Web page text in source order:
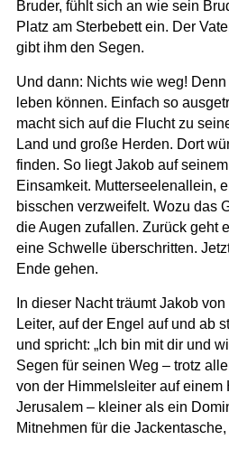
Bruder, fühlt sich an wie sein
Platz am Sterbebett ein. Der
gibt ihm den Segen.
Und dann: Nichts wie weg!
leben können. Einfach so
macht sich auf die Flucht zu
Land und große Herden. Dort
finden. So liegt Jakob auf
Einsamkeit. Mutterseelenallein,
bisschen verzweifelt. Wozu das
die Augen zufallen. Zurück geht
eine Schwelle überschritten.
Ende gehen.
In dieser Nacht träumt Jakob
Leiter, auf der Engel auf und ab
und spricht: „Ich bin mit dir und
Segen für seinen Weg – trotz
von der Himmelsleiter auf einem
Jerusalem – kleiner als ein
Mitnehmen für die Jackentasche,